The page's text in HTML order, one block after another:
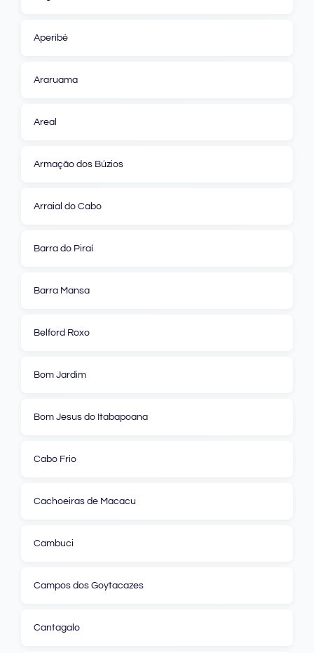
Aperibé
Araruama
Areal
Armação dos Búzios
Arraial do Cabo
Barra do Piraí
Barra Mansa
Belford Roxo
Bom Jardim
Bom Jesus do Itabapoana
Cabo Frio
Cachoeiras de Macacu
Cambuci
Campos dos Goytacazes
Cantagalo